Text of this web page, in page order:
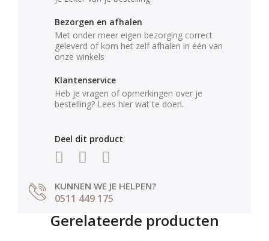
Bezorgen en afhalen
Met onder meer eigen bezorging correct
geleverd of kom het zelf afhalen in één van
onze winkels
Klantenservice
Heb je vragen of opmerkingen over je
bestelling? Lees hier wat te doen.
Deel dit product
KUNNEN WE JE HELPEN?
0511 449 175
Gerelateerde producten